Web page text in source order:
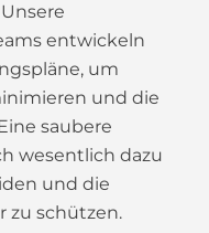
entwickeln
um
und die
saubere
wesentlich dazu
und die
zu schützen.